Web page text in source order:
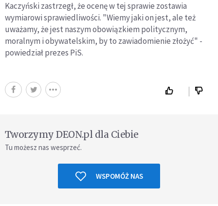
Kaczyński zastrzegł, że ocenę w tej sprawie zostawia
wymiarowi sprawiedliwości. "Wiemy jaki on jest, ale też
uważamy, że jest naszym obowiązkiem politycznym,
moralnym i obywatelskim, by to zawiadomienie złożyć" -
powiedział prezes PiS.
Tworzymy DEON.pl dla Ciebie
Tu możesz nas wesprzeć.
WSPOMÓŻ NAS